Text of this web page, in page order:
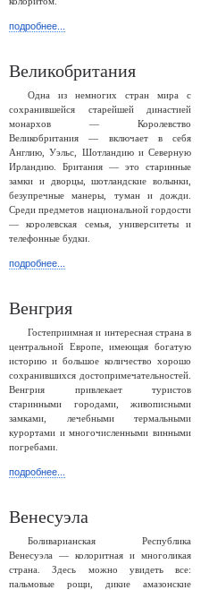
подробнее...
Великобритания
Одна из немногих стран мира с
сохранившейся старейшей династией
монархов — Королевство
Великобритания — включает в себя
Англию, Уэльс, Шотландию и Северную
Ирландию. Британия — это старинные
замки и дворцы, шотландские волынки,
безупречные манеры, туман и дожди.
Среди предметов национальной гордости
— королевская семья, университеты и
телефонные будки.
подробнее...
Венгрия
Гостеприимная и интересная страна в
центральной Европе, имеющая богатую
историю и большое количество хорошо
сохранившихся достопримечательностей.
Венгрия привлекает туристов
старинными городами, живописными
замками, лечебными термальными
курортами и многочисленными винными
погребами.
подробнее...
Венесуэла
Боливарианская Республика
Венесуэла — колоритная и многоликая
страна. Здесь можно увидеть все:
пальмовые рощи, дикие амазонские